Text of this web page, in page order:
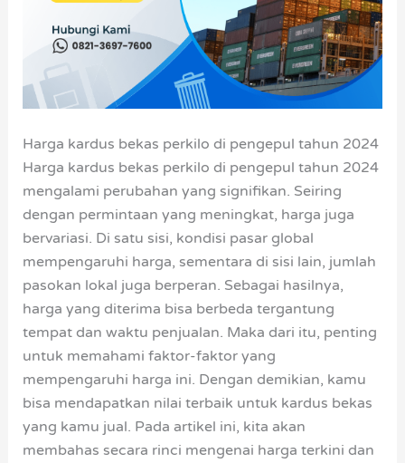
Harga kardus bekas perkilo di pengepul tahun 2024
Harga kardus bekas perkilo di pengepul tahun 2024
mengalami perubahan yang signifikan. Seiring
dengan permintaan yang meningkat, harga juga
bervariasi. Di satu sisi, kondisi pasar global
mempengaruhi harga, sementara di sisi lain, jumlah
pasokan lokal juga berperan. Sebagai hasilnya,
harga yang diterima bisa berbeda tergantung
tempat dan waktu penjualan. Maka dari itu, penting
untuk memahami faktor-faktor yang
mempengaruhi harga ini. Dengan demikian, kamu
bisa mendapatkan nilai terbaik untuk kardus bekas
yang kamu jual. Pada artikel ini, kita akan
membahas secara rinci mengenai harga terkini dan